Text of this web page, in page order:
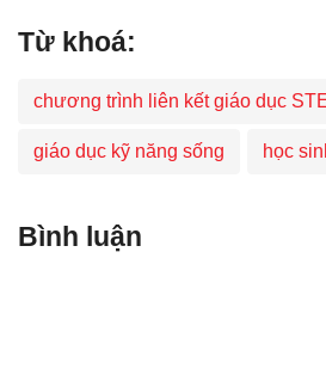
Từ khoá:
chương trình liên kết giáo dục
giáo dục kỹ năng sống học
Bình luận